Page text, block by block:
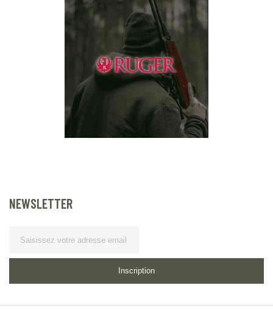
NEWSLETTER
Inscription